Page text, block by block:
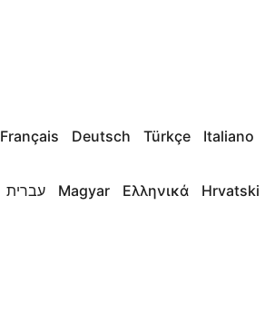
Français Deutsch Türkçe Italiano
עברית Magyar Ελληνικά Hrvatski